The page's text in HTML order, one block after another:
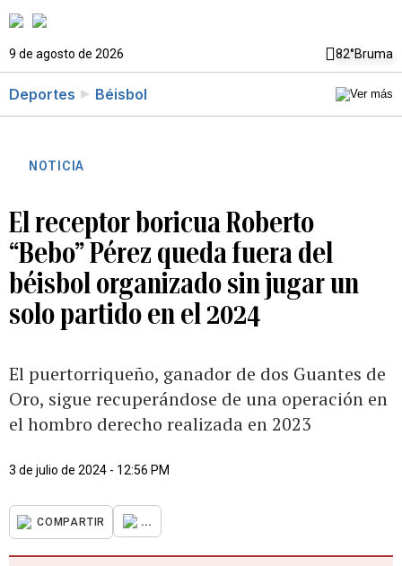
9 de agosto de 2026 82°Bruma
Deportes Béisbol
NOTICIA
El receptor boricua Roberto
“Bebo” Pérez queda fuera del
béisbol organizado sin jugar un
solo partido en el 2024
El puertorriqueño, ganador de dos Guantes de
Oro, sigue recuperándose de una operación en
el hombro derecho realizada en 2023
3 de julio de 2024 - 12:56 PM
COMPARTIR ...